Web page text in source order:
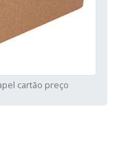
cartão preço